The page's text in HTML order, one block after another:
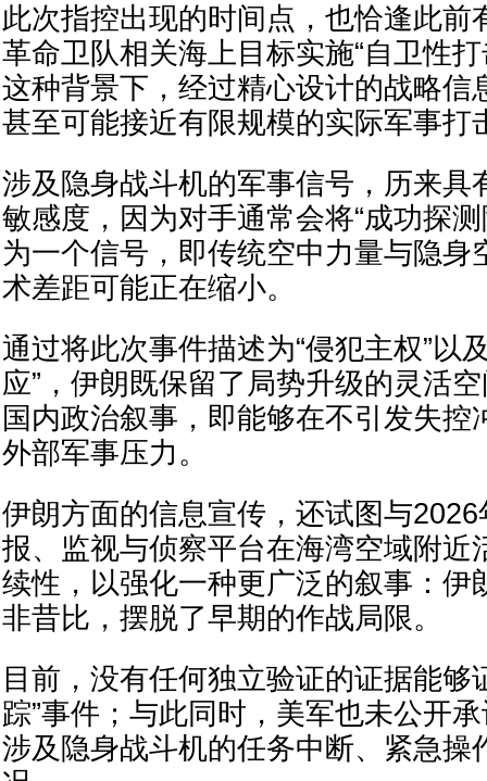
此次指控出现的时间点，也恰逢此前
革命卫队相关海上目标实施“自卫性
这种背景下，经过精心设计的战略信
甚至可能接近有限规模的实际军事打
涉及隐身战斗机的军事信号，历来具
敏感度，因为对手通常会将“成功探
为一个信号，即传统空中力量与隐身
术差距可能正在缩小。
通过将此次事件描述为“侵犯主权”以
应”，伊朗既保留了局势升级的灵活
国内政治叙事，即能够在不引发失控
外部军事压力。
伊朗方面的信息宣传，还试图与
报、监视与侦察平台在海湾空域附近
续性，以强化一种更广泛的叙事：伊
非昔比，摆脱了早期的作战局限。
目前，没有任何独立验证的证据能够
踪”事件；与此同时，美军也未公开
涉及隐身战斗机的任务中断、紧急操